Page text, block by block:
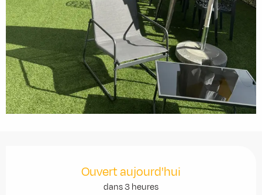
Ouvert aujourd'hui
dans 3 heures